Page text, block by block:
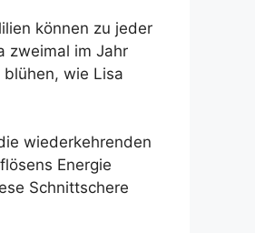
können zu jeder
zweimal im Jahr
wie Lisa
wiederkehrenden
Energie
Schnittschere